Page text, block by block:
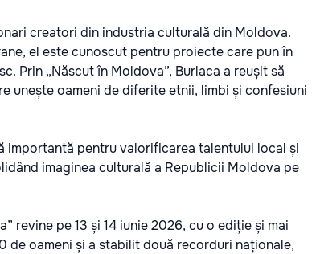
creatori din industria culturală din Moldova.
el este cunoscut pentru proiecte care pun în
Prin „Născut în Moldova”, Burlaca a reușit să
unește oameni de diferite etnii, limbi și confesiuni
pentru valorificarea talentului local și
imaginea culturală a Republicii Moldova pe
revine pe 13 și 14 iunie 2026, cu o ediție și mai
de oameni și a stabilit două recorduri naționale,